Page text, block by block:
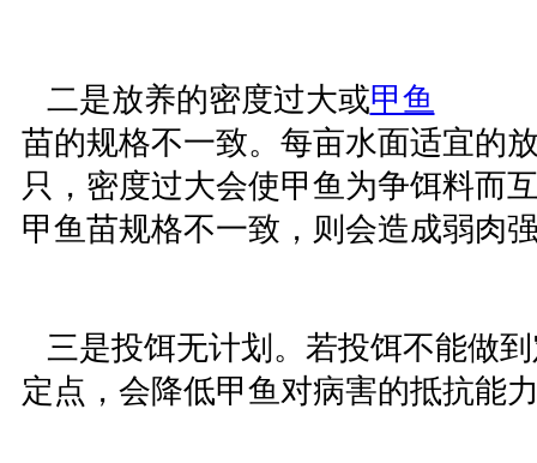
二是放养的密度过大或甲鱼
苗的规格不一致。每亩水面适宜的
只，密度过大会使甲鱼为争饵料而
甲鱼苗规格不一致，则会造成弱肉
三是投饵无计划。若投饵不能做
定点，会降低甲鱼对病害的抵抗能